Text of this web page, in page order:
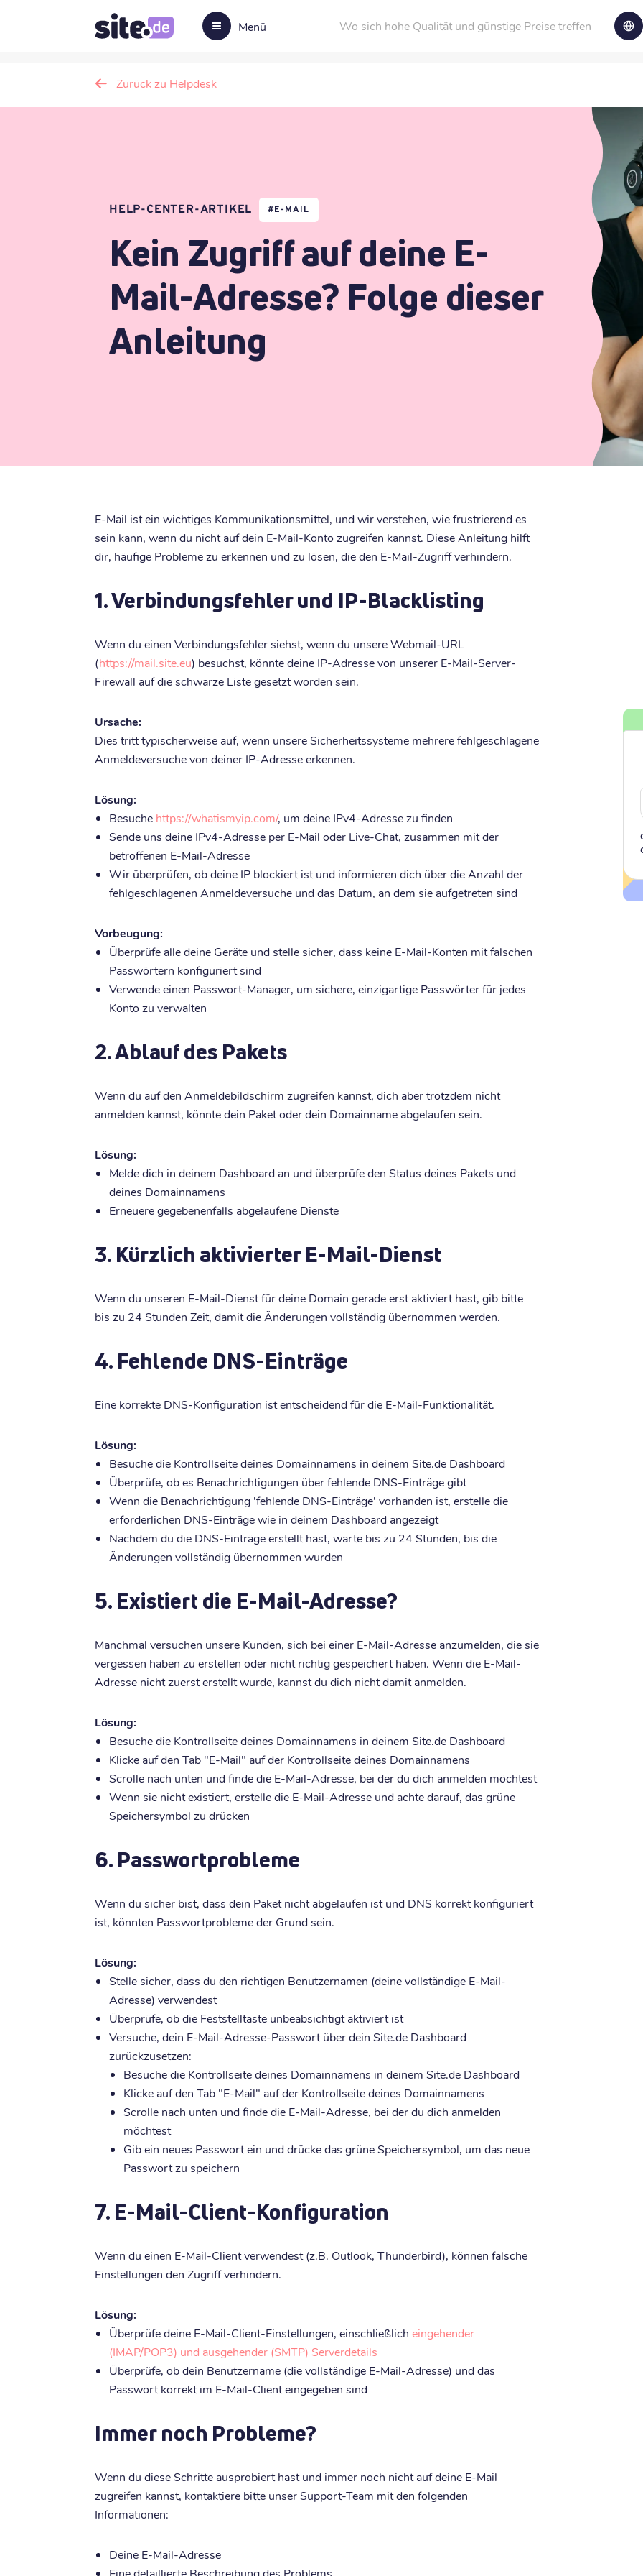
Menü Wo sich hohe Qualität und günstige Preise treffen
Zurück zu Helpdesk
HELP-CENTER-ARTIKEL #E-MAIL
Kein Zugriff auf deine E-
Mail-Adresse? Folge dieser
Anleitung
E-Mail ist ein wichtiges Kommunikationsmittel, und wir verstehen, wie frustrierend es
sein kann, wenn du nicht auf dein E-Mail-Konto zugreifen kannst. Diese Anleitung hilft
dir, häufige Probleme zu erkennen und zu lösen, die den E-Mail-Zugriff verhindern.
1. Verbindungsfehler und IP-Blacklisting
Wenn du einen Verbindungsfehler siehst, wenn du unsere Webmail-URL
(https://mail.site.eu) besuchst, könnte deine IP-Adresse von unserer E-Mail-Server-
Firewall auf die schwarze Liste gesetzt worden sein.
Ursache:
Dies tritt typischerweise auf, wenn unsere Sicherheitssysteme mehrere fehlgeschlagene
Anmeldeversuche von deiner IP-Adresse erkennen.
Lösung:
Besuche https://whatismyip.com/, um deine IPv4-Adresse zu finden
Sende uns deine IPv4-Adresse per E-Mail oder Live-Chat, zusammen mit der
betroffenen E-Mail-Adresse
Wir überprüfen, ob deine IP blockiert ist und informieren dich über die Anzahl der
fehlgeschlagenen Anmeldeversuche und das Datum, an dem sie aufgetreten sind
Vorbeugung:
Überprüfe alle deine Geräte und stelle sicher, dass keine E-Mail-Konten mit falschen
Passwörtern konfiguriert sind
Verwende einen Passwort-Manager, um sichere, einzigartige Passwörter für jedes
Konto zu verwalten
2. Ablauf des Pakets
Wenn du auf den Anmeldebildschirm zugreifen kannst, dich aber trotzdem nicht
anmelden kannst, könnte dein Paket oder dein Domainname abgelaufen sein.
Lösung:
Melde dich in deinem Dashboard an und überprüfe den Status deines Pakets und
deines Domainnamens
Erneuere gegebenenfalls abgelaufene Dienste
3. Kürzlich aktivierter E-Mail-Dienst
Wenn du unseren E-Mail-Dienst für deine Domain gerade erst aktiviert hast, gib bitte
bis zu 24 Stunden Zeit, damit die Änderungen vollständig übernommen werden.
4. Fehlende DNS-Einträge
Eine korrekte DNS-Konfiguration ist entscheidend für die E-Mail-Funktionalität.
Lösung:
Besuche die Kontrollseite deines Domainnamens in deinem Site.de Dashboard
Überprüfe, ob es Benachrichtigungen über fehlende DNS-Einträge gibt
Wenn die Benachrichtigung 'fehlende DNS-Einträge' vorhanden ist, erstelle die
erforderlichen DNS-Einträge wie in deinem Dashboard angezeigt
Nachdem du die DNS-Einträge erstellt hast, warte bis zu 24 Stunden, bis die
Änderungen vollständig übernommen wurden
5. Existiert die E-Mail-Adresse?
Manchmal versuchen unsere Kunden, sich bei einer E-Mail-Adresse anzumelden, die sie
vergessen haben zu erstellen oder nicht richtig gespeichert haben. Wenn die E-Mail-
Adresse nicht zuerst erstellt wurde, kannst du dich nicht damit anmelden.
Lösung:
Besuche die Kontrollseite deines Domainnamens in deinem Site.de Dashboard
Klicke auf den Tab "E-Mail" auf der Kontrollseite deines Domainnamens
Scrolle nach unten und finde die E-Mail-Adresse, bei der du dich anmelden möchtest
Wenn sie nicht existiert, erstelle die E-Mail-Adresse und achte darauf, das grüne
Speichersymbol zu drücken
6. Passwortprobleme
Wenn du sicher bist, dass dein Paket nicht abgelaufen ist und DNS korrekt konfiguriert
ist, könnten Passwortprobleme der Grund sein.
Lösung:
Stelle sicher, dass du den richtigen Benutzernamen (deine vollständige E-Mail-
Adresse) verwendest
Überprüfe, ob die Feststelltaste unbeabsichtigt aktiviert ist
Versuche, dein E-Mail-Adresse-Passwort über dein Site.de Dashboard
zurückzusetzen:
Besuche die Kontrollseite deines Domainnamens in deinem Site.de Dashboard
Klicke auf den Tab "E-Mail" auf der Kontrollseite deines Domainnamens
Scrolle nach unten und finde die E-Mail-Adresse, bei der du dich anmelden
möchtest
Gib ein neues Passwort ein und drücke das grüne Speichersymbol, um das neue
Passwort zu speichern
7. E-Mail-Client-Konfiguration
Wenn du einen E-Mail-Client verwendest (z.B. Outlook, Thunderbird), können falsche
Einstellungen den Zugriff verhindern.
Lösung:
Überprüfe deine E-Mail-Client-Einstellungen, einschließlich eingehender
(IMAP/POP3) und ausgehender (SMTP) Serverdetails
Überprüfe, ob dein Benutzername (die vollständige E-Mail-Adresse) und das
Passwort korrekt im E-Mail-Client eingegeben sind
Immer noch Probleme?
Wenn du diese Schritte ausprobiert hast und immer noch nicht auf deine E-Mail
zugreifen kannst, kontaktiere bitte unser Support-Team mit den folgenden
Informationen:
Deine E-Mail-Adresse
Eine detaillierte Beschreibung des Problems